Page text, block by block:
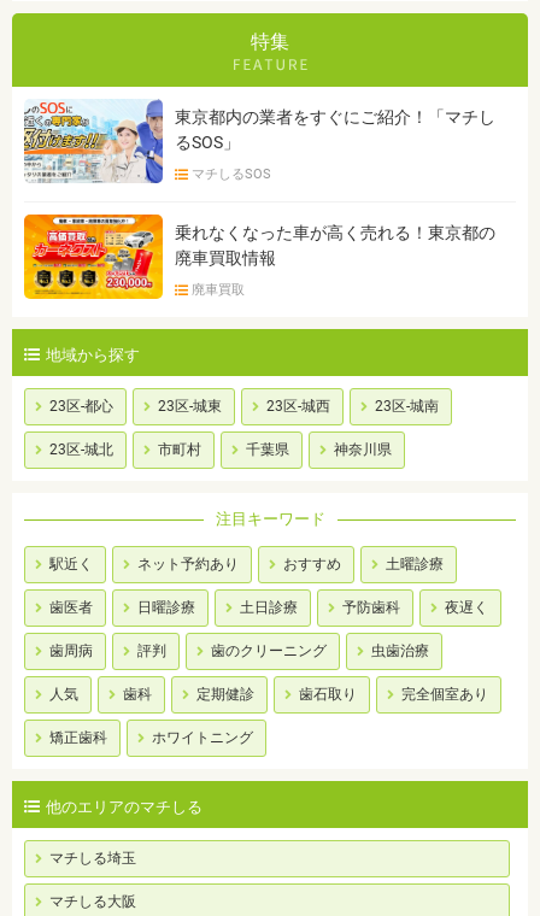
特集
東京都内の業者をすぐにご紹介！「マチし
るSOS」
マチしるSOS
乗れなくなった車が高く売れる！東京都の
廃車買取情報
廃車買取
地域から探す
23区-都心 23区-城東 23区-城西 23区-城南
23区-城北 市町村 千葉県 神奈川県
注目キーワード
駅近く ネット予約あり おすすめ 土曜診療
歯医者 日曜診療 土日診療 予防歯科 夜遅く
歯周病 評判 歯のクリーニング 虫歯治療
人気 歯科 定期健診 歯石取り 完全個室あり
矯正歯科 ホワイトニング
他のエリアのマチしる
マチしる埼玉
マチしる大阪